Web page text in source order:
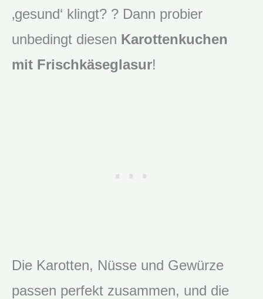
‚gesund‘ klingt? ? Dann probier
unbedingt diesen Karottenkuchen
mit Frischkäseglasur!
Die Karotten, Nüsse und Gewürze
passen perfekt zusammen, und die